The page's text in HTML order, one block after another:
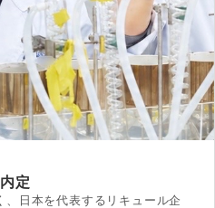
内定
日本を代表するリキュール企